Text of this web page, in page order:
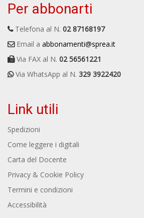
Per abbonarti
Telefona al N. 02 87168197
Email a abbonamenti@sprea.it
Via FAX al N. 02 56561221
Via WhatsApp al N. 329 3922420
Link utili
Spedizioni
Come leggere i digitali
Carta del Docente
Privacy & Cookie Policy
Termini e condizioni
Accessibilità